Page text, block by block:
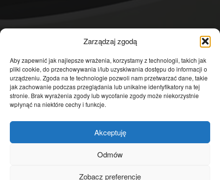
Zarządzaj zgodą
Aby zapewnić jak najlepsze wrażenia, korzystamy z technologii, takich jak
pliki cookie, do przechowywania i/lub uzyskiwania dostępu do informacji o
urządzeniu. Zgoda na te technologie pozwoli nam przetwarzać dane, takie
jak zachowanie podczas przeglądania lub unikalne identyfikatory na tej
stronie. Brak wyrażenia zgody lub wycofanie zgody może niekorzystnie
wpłynąć na niektóre cechy i funkcje.
Akceptuję
Odmów
Zobacz preferencje
Temat dnia
4601
Publicystyka
4363
Polityka
3639
Polska
Społeczeństwo
2823